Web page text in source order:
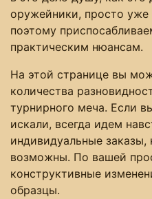
оружейники, просто уже
поэтому
практическим нюансам.
На этой странице вы
количества
турнирного меча. Если
искали, всегда идем
индивидуальные заказы,
возможны. По вашей
конструктивные
образцы.